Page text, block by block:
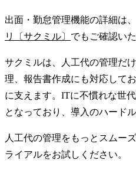
出面・勤怠管理機能の詳細は、
リ〔サクミル〕 でもご確認い
サクミルは、人工代の管理だ
理、報告書作成にも対応して
に支えます。ITに不慣れな世
となっており、導入のハード
人工代の管理をもっとスムー
ライアルをお試しください。